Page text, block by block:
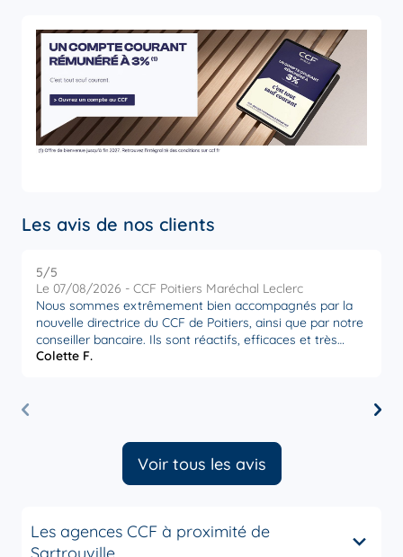
Les avis de nos clients
5/5
Le 07/08/2026 - CCF Poitiers Maréchal Leclerc
Nous sommes extrêmement bien accompagnés par la
nouvelle directrice du CCF de Poitiers, ainsi que par notre
conseiller bancaire. Ils sont réactifs, efficaces et très
attentifs à nos besoins. Nous sommes très satisfaits par
Colette F.
Voir tous les avis
Les agences CCF à proximité de